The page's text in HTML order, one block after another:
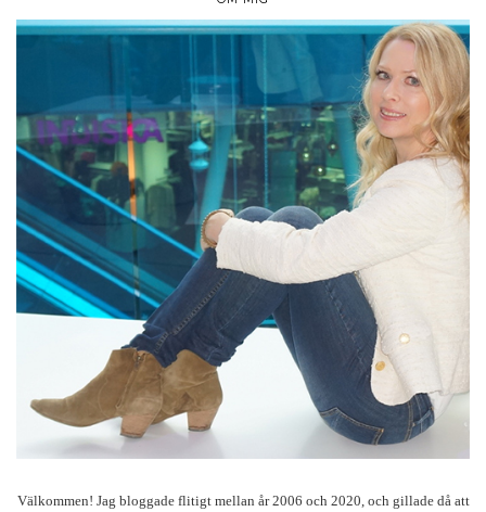
Välkommen! Jag bloggade flitigt mellan år 2006 och 2020, och gillade då att